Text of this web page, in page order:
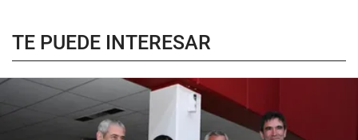
TE PUEDE INTERESAR